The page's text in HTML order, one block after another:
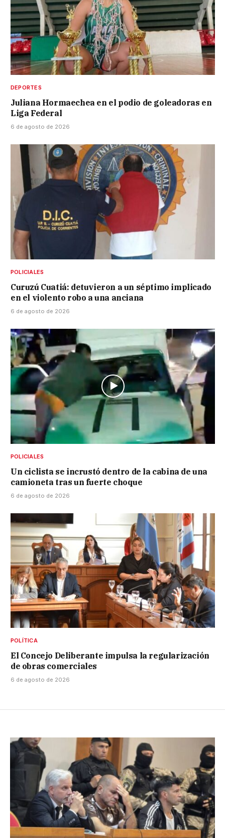
DEPORTES
Juliana Hormaechea en el podio de goleadoras en
Liga Federal
6 de agosto de 2026
POLICIALES
Curuzú Cuatiá: detuvieron a un séptimo implicado
en el violento robo a una anciana
6 de agosto de 2026
POLICIALES
Un ciclista se incrustó dentro de la cabina de una
camioneta tras un fuerte choque
6 de agosto de 2026
POLÍTICA
El Concejo Deliberante impulsa la regularización
de obras comerciales
6 de agosto de 2026